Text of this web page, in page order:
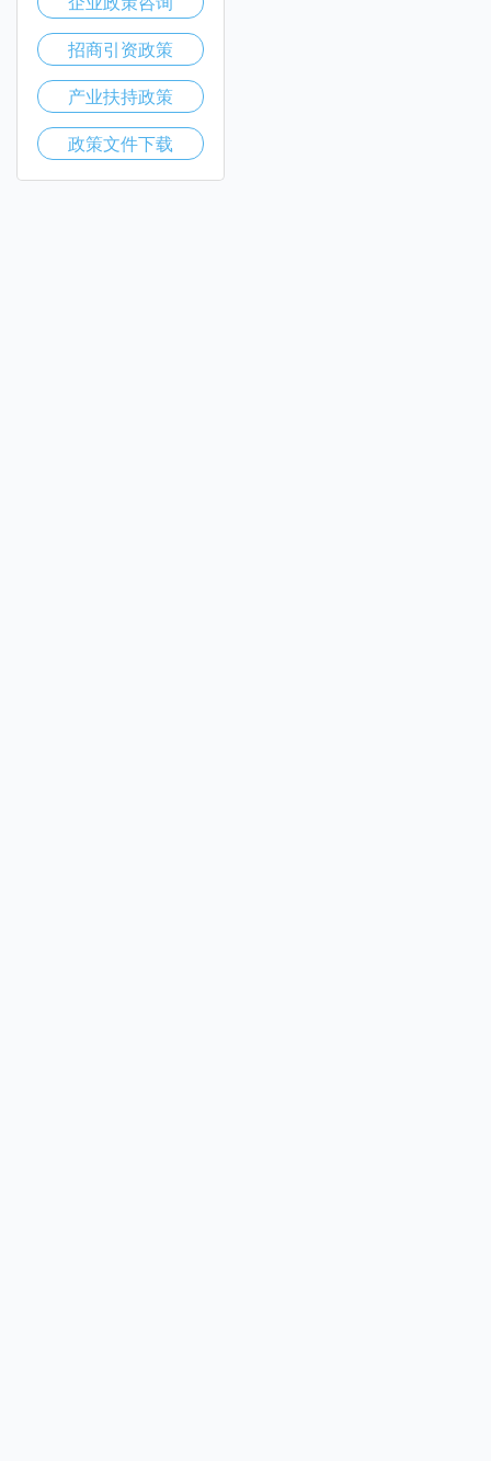
招商引资政策
产业扶持政策
政策文件下载